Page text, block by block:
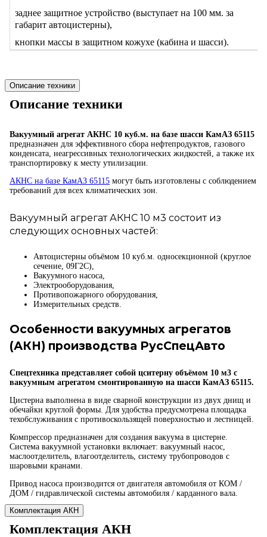
заднее защитное устройство (выступает на 100 мм. за
габарит автоцистерны),
кнопки массы в защитном кожухе (кабина и шасси).
Описание техники
Описание техники
Вакуумный агрегат АКНС 10 куб.м. на базе шасси КамАЗ 65115
предназначен для эффективного сбора нефтепродуктов, газового
конденсата, неагрессивных технологических жидкостей, а также их
транспортировку к месту утилизации.
АКНС на базе КамАЗ 65115 могут быть изготовлены с соблюдением
требований для всех климатических зон.
Вакуумный агрегат АКНС 10 м3 состоит из
следующих основных частей:
Автоцистерны объёмом 10 куб.м. односекционной (круглое
сечение, 09Г2С),
Вакуумного насоса,
Электрооборудования,
Противопожарного оборудования,
Измерительных средств.
Особенности вакуумных агрегатов
(АКН) производства РусСпецАвто
Спецтехника представляет собой цситерну объёмом 10 м3 с
вакуумным агрегатом смонтированную на шасси КамАЗ 65115.
Цистерна выполнена в виде сварной конструкции из двух днищ и
обечайки круглой формы. Для удобства предусмотрена площадка
техобслуживания с противоскользящей поверхностью и лестницей.
Компрессор предназначен для создания вакуума в цистерне.
Система вакуумной установки включает: вакуумный насос,
маслоотделитель, влагоотделитель, систему трубопроводов с
шаровыми кранами.
Привод насоса производится от двигателя автомобиля от КОМ /
ДОМ / гидравлической системы автомобиля / карданного вала.
Комплектация АКН
Комплектация АКН